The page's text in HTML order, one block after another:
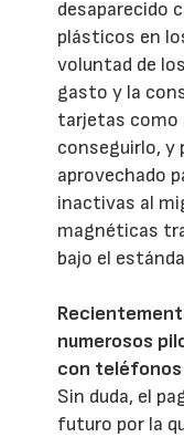
desaparecido
plásticos en
voluntad de
gasto y la
tarjetas como
conseguirlo, y
aprovechado
inactivas al
magnéticas
bajo el
numerosos
con teléfonos
Sin duda, el
futuro por la